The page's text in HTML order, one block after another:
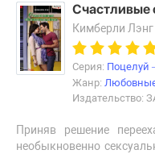
Счастливые
Кимберли Лэнг
Серия: Поцелуй
Жанр:
Издательство:
Приняв решение
необыкновенно